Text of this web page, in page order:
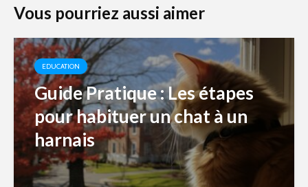
Vous pourriez aussi aimer
EDUCATION
Guide Pratique : Les étapes
pour habituer un chat à un
harnais